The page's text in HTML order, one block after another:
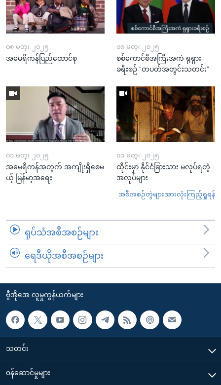
၀၈ မတ္၊ ၂၀၂၅
အမေရိကန်ပြည်ထောင်စု
၀၈ မတ္၊ ၂၀၂၅
စစ်ကောင်စီအကြီးအကဲ ရုရှား
ခရီးစဉ် “တပတ်အတွင်းသတင်း”
၀၁ မတ္၊ ၂၀၂၅
အမေရိကန်အတွက် အကျိုးရှိစေမ
ယ့် မြန်မာ့အရေး
၀၁ မတ္၊ ၂၀၂၅
ထိုင်းမှာ နိုင်ငံခြားသား မလုပ်ရတဲ့
အလုပ်များ
အစီအစဉ်တွဲများအားလုံးကြည့်ရှုရန်
ရုပ်သံအစီအစဉ်များ
ရေဒီယိုအစီအစဉ်များ
ဗွီအိုအေ လူမှုကွန်ယက်များ
သတင်း
၀န်ဆောင်မှုများ